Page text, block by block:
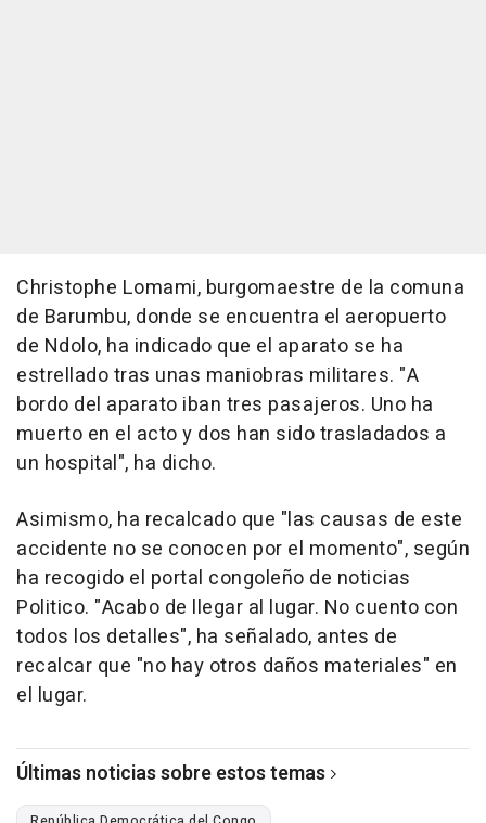
Christophe Lomami, burgomaestre de la comuna
de Barumbu, donde se encuentra el aeropuerto
de Ndolo, ha indicado que el aparato se ha
estrellado tras unas maniobras militares. "A
bordo del aparato iban tres pasajeros. Uno ha
muerto en el acto y dos han sido trasladados a
un hospital", ha dicho.
Asimismo, ha recalcado que "las causas de este
accidente no se conocen por el momento", según
ha recogido el portal congoleño de noticias
Politico. "Acabo de llegar al lugar. No cuento con
todos los detalles", ha señalado, antes de
recalcar que "no hay otros daños materiales" en
el lugar.
Últimas noticias sobre estos temas